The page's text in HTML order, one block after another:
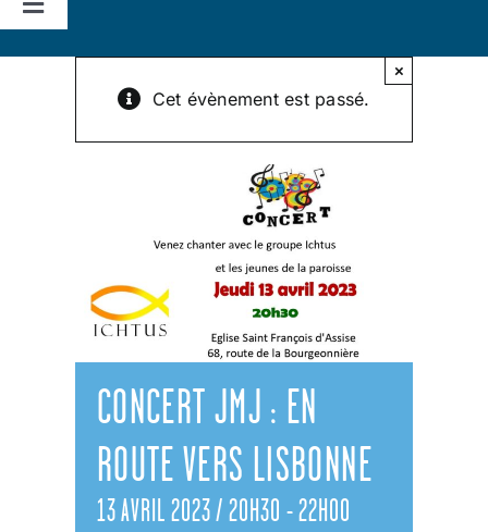
Navigation
Accueil
Vie d’église
Actualités
Cet évènement est passé.
×
CONCERT JMJ : EN
ROUTE VERS LISBONNE
13 AVRIL 2023 / 20H30 -22H00